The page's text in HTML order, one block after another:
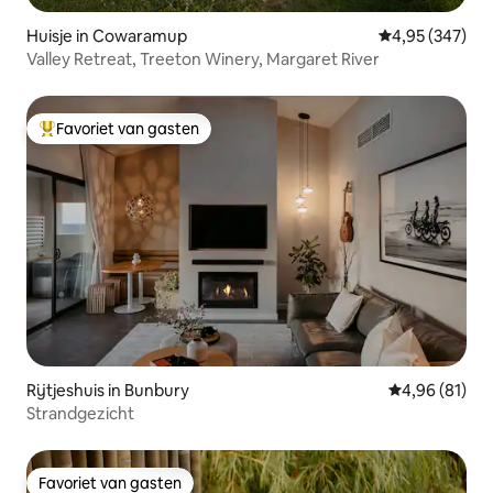
Huisje in Cowaramup Gemiddelde
4,95 (347)
Valley Retreat, Treeton Winery, Margaret River
Topfavoriet van gasten
Favoriet van gasten
Rijtjeshuis in Bunbury Gemiddelde
4,96 (81)
Strandgezicht
Favoriet van gasten